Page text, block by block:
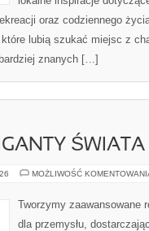
oraz codziennego
lubią szukać miejsc z
znanych […]
ŚWIATA
MOŻLIWOŚĆ
Tworzymy zaawansowane
dla przemysłu,